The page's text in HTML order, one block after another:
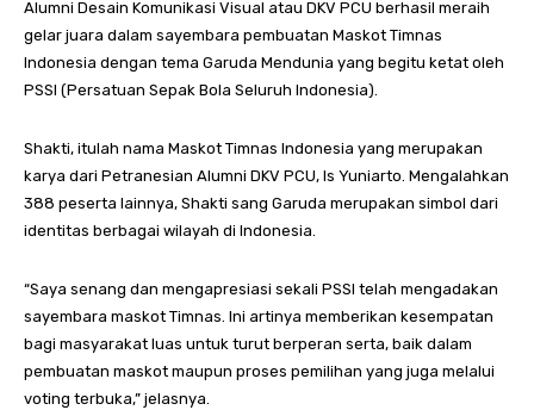
Alumni Desain Komunikasi Visual atau DKV PCU berhasil meraih
gelar juara dalam sayembara pembuatan Maskot Timnas
Indonesia dengan tema Garuda Mendunia yang begitu ketat oleh
PSSI (Persatuan Sepak Bola Seluruh Indonesia).
Shakti, itulah nama Maskot Timnas Indonesia yang merupakan
karya dari Petranesian Alumni DKV PCU, Is Yuniarto. Mengalahkan
388 peserta lainnya, Shakti sang Garuda merupakan simbol dari
identitas berbagai wilayah di Indonesia.
“Saya senang dan mengapresiasi sekali PSSI telah mengadakan
sayembara maskot Timnas. Ini artinya memberikan kesempatan
bagi masyarakat luas untuk turut berperan serta, baik dalam
pembuatan maskot maupun proses pemilihan yang juga melalui
voting terbuka,” jelasnya.